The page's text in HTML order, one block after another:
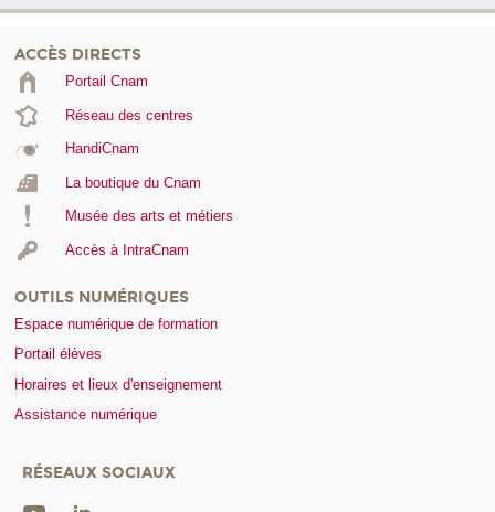
ACCÈS DIRECTS
Portail Cnam
Réseau des centres
HandiCnam
La boutique du Cnam
Musée des arts et métiers
Accès à IntraCnam
OUTILS NUMÉRIQUES
Espace numérique de formation
Portail élèves
Horaires et lieux d'enseignement
Assistance numérique
RÉSEAUX SOCIAUX